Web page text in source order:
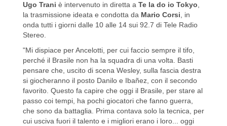
Ugo Trani è intervenuto in diretta a Te la do io Tokyo,
la trasmissione ideata e condotta da Mario Corsi, in
onda tutti i giorni dalle 10 alle 14 sui 92.7 di Tele Radio
Stereo.
"Mi dispiace per Ancelotti, per cui faccio sempre il tifo,
perché il Brasile non ha la squadra di una volta. Basti
pensare che, uscito di scena Wesley, sulla fascia destra
si giocheranno il posto Danilo e Ibañez, con il secondo
favorito. Questo fa capire che oggi il Brasile, per stare al
passo coi tempi, ha pochi giocatori che fanno guerra,
che sono da battaglia. Prima contava solo la tecnica, per
cui usciva fuori il talento e i migliori erano i loro... oggi